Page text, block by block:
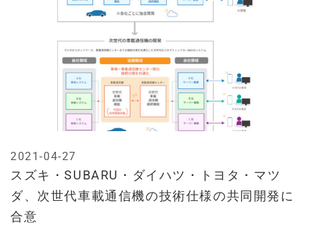
スズキ・SUBARU・ダイハツ・トヨタ・マツ
ダ、次世代車載通信機の技術仕様の共同開発に
合意
2021-04-27